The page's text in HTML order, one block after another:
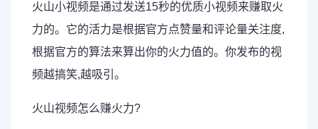
火山小视频是通过发送15秒的优质小视频来赚取火
力的。它的活力是根据官方点赞量和评论量关注度,
根据官方的算法来算出你的火力值的。你发布的视
频越搞笑,越吸引。
火山视频怎么赚火力?